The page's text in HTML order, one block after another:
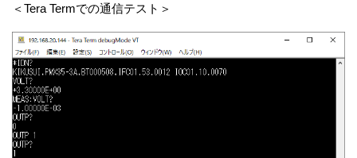
＜Tera Termでの通信テスト＞